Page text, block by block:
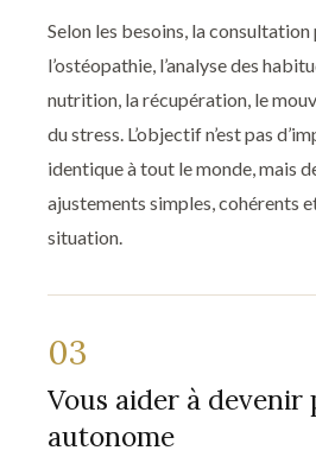
Selon les besoins, la
l’ostéopathie, l’analyse des
nutrition, la récupération, le
du stress. L’objectif n’est pas
identique à tout le monde, mais
ajustements simples, cohérents
situation.
03
Vous aider à devenir
autonome